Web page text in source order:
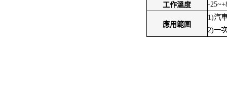
工作溫度 -
應用範圍
1)汽
2)一